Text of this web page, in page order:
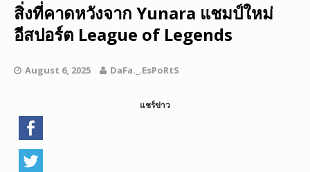
สิ่งที่คาดหวังจาก Yunara แชมป์ใหม่
อีสปอร์ต League of Legends
August 6, 2025 DaFa._.EsPoRtS
แชร์ข่าว